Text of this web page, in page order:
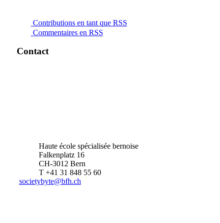
Contributions en tant que RSS
Commentaires en RSS
Contact
Haute école spécialisée bernoise
Falkenplatz 16
CH-3012 Bern
T +41 31 848 55 60
societybyte@bfh.ch